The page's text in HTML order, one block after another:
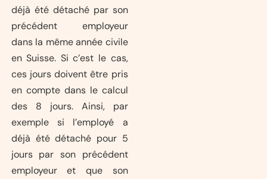
déjà été détaché par son
précédent employeur
dans la même année civile
en Suisse. Si c’est le cas,
ces jours doivent être pris
en compte dans le calcul
des 8 jours. Ainsi, par
exemple si l’employé a
déjà été détaché pour 5
jours par son précédent
employeur et que son